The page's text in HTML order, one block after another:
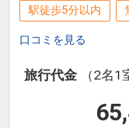
駅徒歩5分以内
口コミを見る
旅行代金
（2名